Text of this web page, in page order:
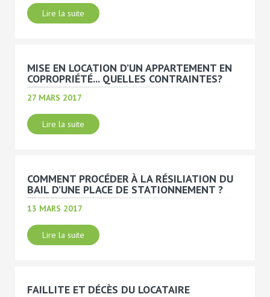
Lire la suite
MISE EN LOCATION D’UN APPARTEMENT EN
COPROPRIÉTÉ... QUELLES CONTRAINTES?
27 MARS 2017
Lire la suite
COMMENT PROCÉDER À LA RÉSILIATION DU
BAIL D’UNE PLACE DE STATIONNEMENT ?
13 MARS 2017
Lire la suite
FAILLITE ET DÉCÈS DU LOCATAIRE